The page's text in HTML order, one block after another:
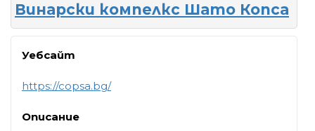
Винарски компелкс Шато Копса
Уебсайт
https://copsa.bg/
Описание